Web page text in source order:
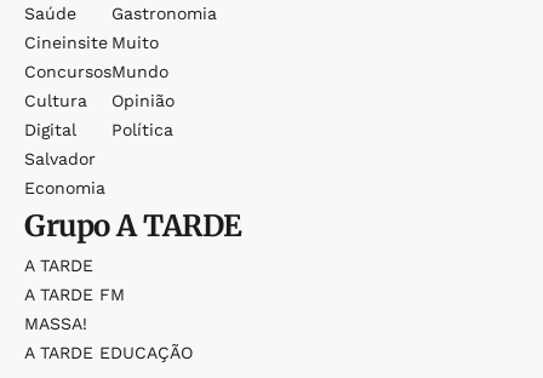
Saúde
Cineinsite
Concursos
Cultura
Digital
Salvador
Economia
Gastronomia
Muito
Mundo
Opinião
Política
GrupoA TARDE
A TARDE
A TARDE FM
MASSA!
A TARDE EDUCAÇÃO